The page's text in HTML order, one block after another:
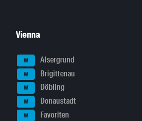
Vienna
W Alsergrund
W Brigittenau
W Döbling
W Donaustadt
W Favoriten